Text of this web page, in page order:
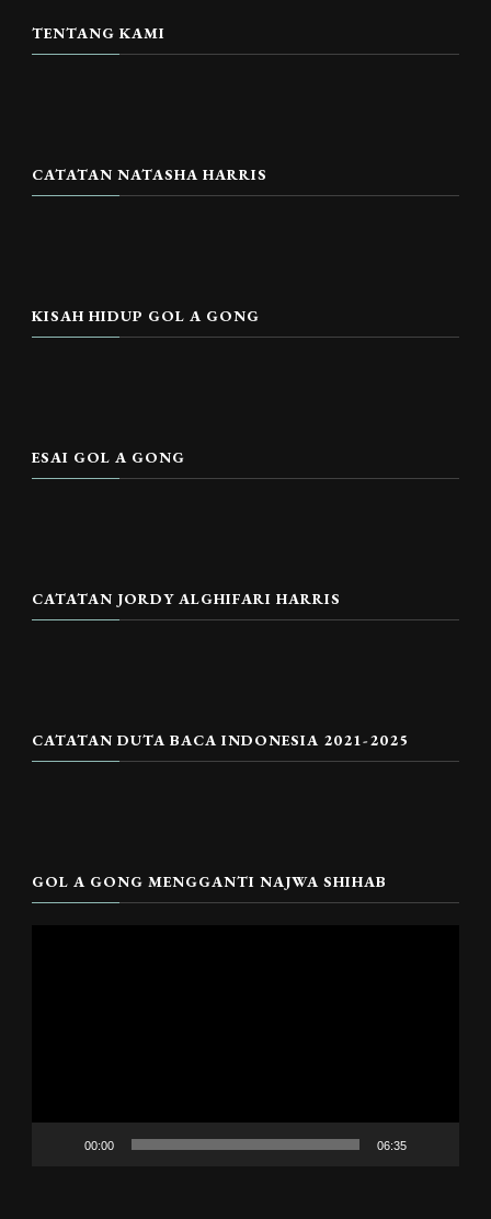
TENTANG KAMI
CATATAN NATASHA HARRIS
KISAH HIDUP GOL A GONG
ESAI GOL A GONG
CATATAN JORDY ALGHIFARI HARRIS
CATATAN DUTA BACA INDONESIA 2021-2025
GOL A GONG MENGGANTI NAJWA SHIHAB
00:00 06:35